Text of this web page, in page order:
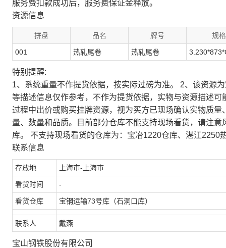
服务费扣款成功后，服务费保证金释放。
资源信息
拼盘 品名 牌号 规格
001 热轧尾卷 热轧尾卷
特别提醒:
1、系统重量不作提货依据，按实际过磅为准。 2、该资源
等描述信息仅作参考，不作为提货依据，实物与资源描述
过程中出价或购买挂牌资源，视为买方已现场确认实物质
量、数量和品质。目前部分仓库不能支持现场看货，请注
库。 不支持现场看货的仓库为：宝冶1220仓库、湛江2250
联系信息
存放地 上海市-上海市
看货时间 -
看货仓库 宝钢运输73号库（石洞口库）
联系人 戴燕
宝山钢铁股份有限公司